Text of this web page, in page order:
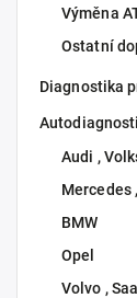
Výměna
Ostatní
Diagnostika
Audi ,
Mercedes
BMW
Opel
Volvo ,